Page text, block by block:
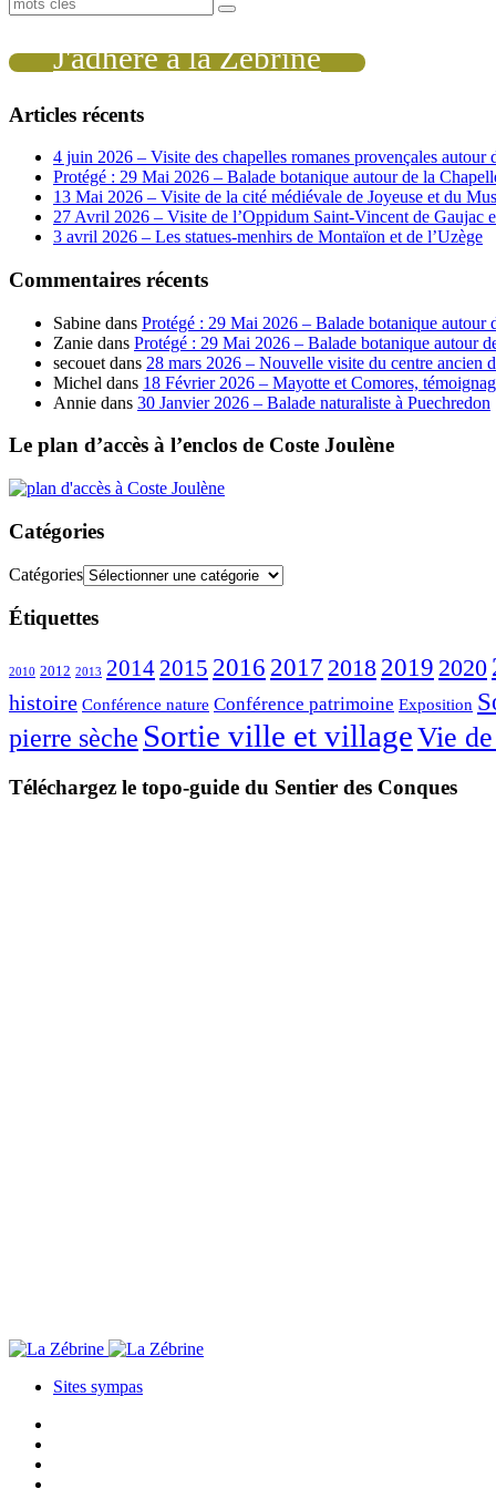
J'adhère à la Zébrine
Articles récents
4 juin 2026 – Visite des chapelles romanes provençales autour
Protégé : 29 Mai 2026 – Balade botanique autour de la
13 Mai 2026 – Visite de la cité médiévale de Joyeuse et du
27 Avril 2026 – Visite de l’Oppidum Saint-Vincent de Gaujac
3 avril 2026 – Les statues-menhirs de Montaïon et de l’Uzège
Commentaires récents
Sabine dans Protégé : 29 Mai 2026 – Balade botanique autour
Zanie dans Protégé : 29 Mai 2026 – Balade botanique autour
secouet dans 28 mars 2026 – Nouvelle visite du centre ancien
Michel dans 18 Février 2026 – Mayotte et Comores,
Annie dans 30 Janvier 2026 – Balade naturaliste à Puechredon
Le plan d’accès à l’enclos de Coste Joulène
Catégories
Catégories
Étiquettes
2010 2012 2013 2014 2015 2016 2017 2018 2019 2020
histoire Conférence nature Conférence patrimoine Exposition
pierre sèche Sortie ville et villageVie
Téléchargez le topo-guide du Sentier des Conques
Sites sympas